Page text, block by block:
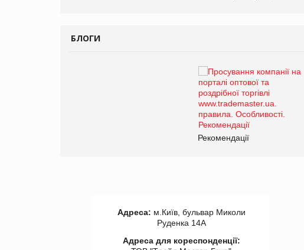
БЛОГИ
Рекомендації
Адреса: м.Київ, бульвар Миколи
Руденка 14А
Адреса для кореспонденції: